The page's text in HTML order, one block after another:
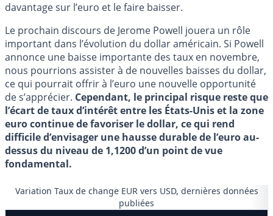
davantage sur l’euro et le faire baisser.
Le prochain discours de Jerome Powell jouera un rôle
important dans l’évolution du dollar américain. Si Powell
annonce une baisse importante des taux en novembre,
nous pourrions assister à de nouvelles baisses du dollar,
ce qui pourrait offrir à l’euro une nouvelle opportunité
de s’apprécier. Cependant, le principal risque reste que
l’écart de taux d’intérêt entre les États-Unis et la zone
euro continue de favoriser le dollar, ce qui rend
difficile d’envisager une hausse durable de l’euro au-
dessus du niveau de 1,1200 d’un point de vue
fondamental.
Variation Taux de change EUR vers USD, dernières données
publiées